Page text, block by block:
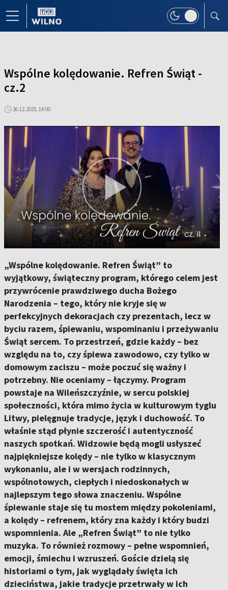
Wspólne kolędowanie. Refren Świąt -
cz.2
26.12.2025, 14:00
„Wspólne kolędowanie. Refren Świąt” to
wyjątkowy, świąteczny program, którego celem jest
przywrócenie prawdziwego ducha Bożego
Narodzenia – tego, który nie kryje się w
perfekcyjnych dekoracjach czy prezentach, lecz w
byciu razem, śpiewaniu, wspominaniu i przeżywaniu
Świąt sercem. To przestrzeń, gdzie każdy – bez
względu na to, czy śpiewa zawodowo, czy tylko w
domowym zaciszu – może poczuć się ważny i
potrzebny. Nie oceniamy – łączymy. Program
powstaje na Wileńszczyźnie, w sercu polskiej
społeczności, która mimo życia w kulturowym tyglu
Litwy, pielęgnuje tradycje, język i duchowość. To
właśnie stąd płynie szczerość i autentyczność
naszych spotkań. Widzowie będą mogli usłyszeć
najpiękniejsze kolędy – nie tylko w klasycznym
wykonaniu, ale i w wersjach rodzinnych,
wspólnotowych, ciepłych i niedoskonałych w
najlepszym tego słowa znaczeniu. Wspólne
śpiewanie staje się tu mostem między pokoleniami,
a kolędy – refrenem, który zna każdy i który budzi
wspomnienia. Ale „Refren Świąt” to nie tylko
muzyka. To również rozmowy – pełne wspomnień,
emocji, śmiechu i wzruszeń. Goście dzielą się
historiami o tym, jak wyglądały święta ich
dzieciństwa, jakie tradycje przetrwały w ich